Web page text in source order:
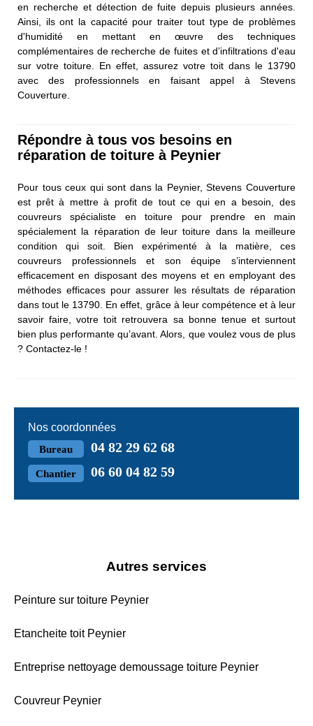
en recherche et détection de fuite depuis plusieurs années.
Ainsi, ils ont la capacité pour traiter tout type de problèmes
d'humidité en mettant en œuvre des techniques
complémentaires de recherche de fuites et d’infiltrations d'eau
sur votre toiture. En effet, assurez votre toit dans le 13790
avec des professionnels en faisant appel à Stevens
Couverture.
Répondre à tous vos besoins en
réparation de toiture à Peynier
Pour tous ceux qui sont dans la Peynier, Stevens Couverture
est prêt à mettre à profit de tout ce qui en a besoin, des
couvreurs spécialiste en toiture pour prendre en main
spécialement la réparation de leur toiture dans la meilleure
condition qui soit. Bien expérimenté à la matière, ces
couvreurs professionnels et son équipe s’interviennent
efficacement en disposant des moyens et en employant des
méthodes efficaces pour assurer les résultats de réparation
dans tout le 13790. En effet, grâce à leur compétence et à leur
savoir faire, votre toit retrouvera sa bonne tenue et surtout
bien plus performante qu’avant. Alors, que voulez vous de plus
? Contactez-le !
Nos coordonnées
Bureau 04 82 29 62 68
Chantier 06 60 04 82 59
Autres services
Peinture sur toiture Peynier
Etancheite toit Peynier
Entreprise nettoyage demoussage toiture Peynier
Couvreur Peynier